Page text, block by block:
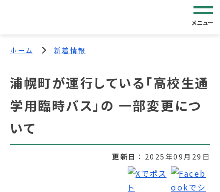
メニュー
ホーム 新着情報
浦幌町が運行している「高校生通
学用臨時バス」の 一部変更につ
いて
更新日 2025年09月29日